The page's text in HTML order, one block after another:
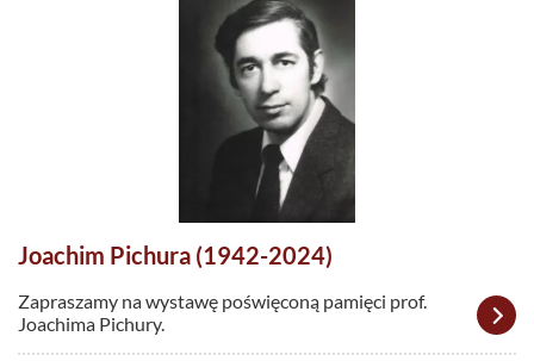
Joachim Pichura (1942-2024)
Zapraszamy na wystawę poświęconą pamięci prof.
Joachima Pichury.